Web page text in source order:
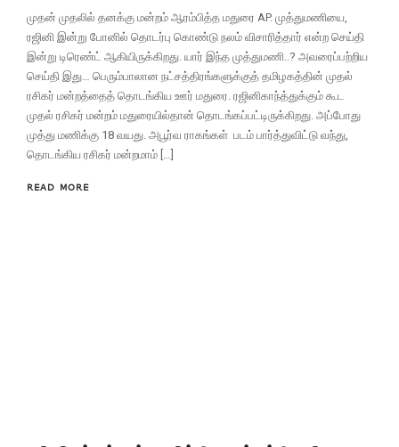
முதன் முதலில் தனக்கு மன்றம் ஆரம்பித்த மதுரை AP. முத்துமணியை,
ரஜினி இன்று போனில் தொடர்பு கொண்டு நலம் விசாரித்தார் என்ற செய்தி
இன்று டிரெண்ட் ஆகியிருக்கிறது. யார் இந்த முத்துமணி..? அவரைப்பற்றிய
செய்தி இது… பெரும்பாலான நட்சத்திரங்களுக்குத் தமிழகத்தின் முதல்
ரசிகர் மன்றத்தைத் தொடங்கிய ஊர் மதுரை. ரஜினிகாந்த்துக்கும் கூட
முதல் ரசிகர் மன்றம் மதுரையில்தான் தொடங்கப்பட்டிருக்கிறது. அப்போது
முத்து மணிக்கு 18 வயது. அபூர்வ ராகங்கள் படம் பார்த்துவிட்டு வந்து,
தொடங்கிய ரசிகர் மன்றமாம் […]
READ MORE